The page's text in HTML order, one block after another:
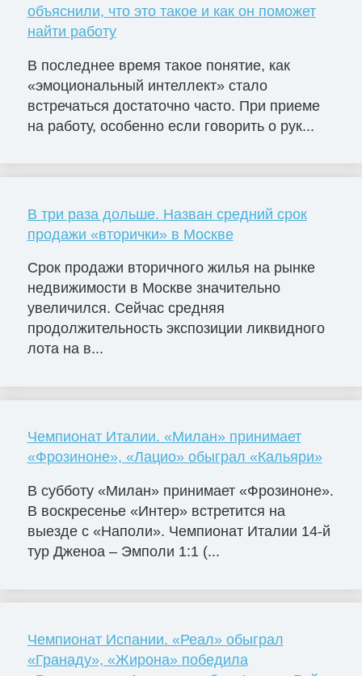
объяснили, что это такое и как он поможет
найти работу
В последнее время такое понятие, как
«эмоциональный интеллект» стало
встречаться достаточно часто. При приеме
на работу, особенно если говорить о рук...
В три раза дольше. Назван средний срок
продажи «вторички» в Москве
Срок продажи вторичного жилья на рынке
недвижимости в Москве значительно
увеличился. Сейчас средняя
продолжительность экспозиции ликвидного
лота на в...
Чемпионат Италии. «Милан» принимает
«Фрозиноне», «Лацио» обыграл «Кальяри»
В субботу «Милан» принимает «Фрозиноне».
В воскресенье «Интер» встретится на
выезде с «Наполи». Чемпионат Италии 14-й
тур Дженоа – Эмполи 1:1 (...
Чемпионат Испании. «Реал» обыграл
«Гранаду», «Жирона» победила